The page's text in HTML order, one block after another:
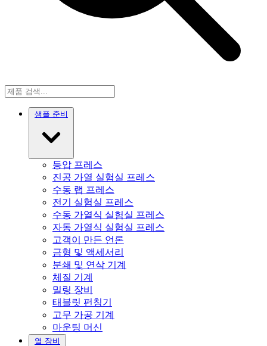
샘플 준비
등압 프레스
진공 가열 실험실 프레스
수동 랩 프레스
전기 실험실 프레스
수동 가열식 실험실 프레스
자동 가열식 실험실 프레스
고객이 만든 언론
금형 및 액세서리
분쇄 및 연삭 기계
체질 기계
밀링 장비
태블릿 펀칭기
고무 가공 기계
마운팅 머신
열 장비